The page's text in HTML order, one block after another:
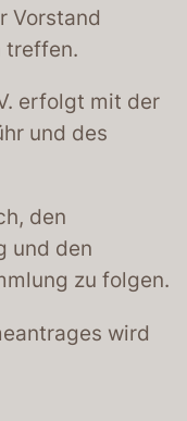
Vorstand
treffen.
erfolgt mit der
und des
den
und den
zu folgen.
wird